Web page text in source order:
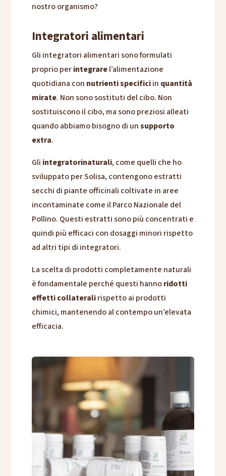
nostro organismo?
Integratori alimentari
Gli integratori alimentari sono formulati
proprio perintegrarel’alimentazione
quotidiana con nutrienti specificiin quantità
mirate. Non sono sostituti del cibo. Non
sostituiscono il cibo, ma sono preziosi alleati
quando abbiamo bisogno di unsupporto
extra.
Gli integratorinaturali, come quelli che ho
sviluppato per Solisa, contengono estratti
secchi di piante officinali coltivate in aree
incontaminate come il Parco Nazionale del
Pollino. Questi estratti sono più concentrati e
quindi più efficaci con dosaggi minori rispetto
ad altri tipi di integratori.
La scelta di prodotti completamente naturali
è fondamentale perché questi hannoridotti
effetti collateralirispetto ai prodotti
chimici, mantenendo al contempo un’elevata
efficacia.